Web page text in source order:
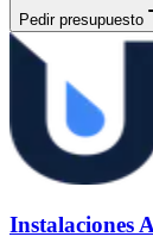
Pedir presupuesto
Instalaciones